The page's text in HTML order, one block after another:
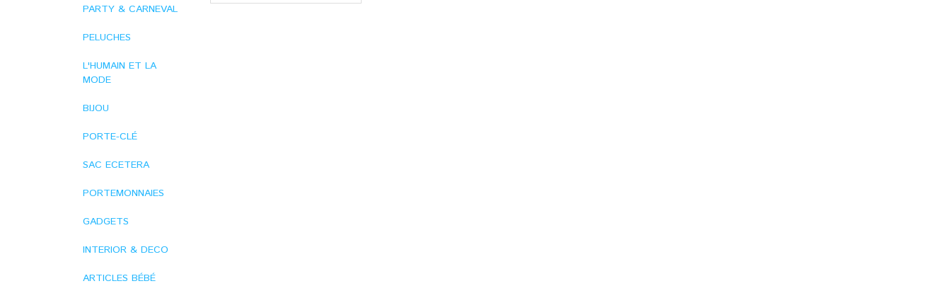
PARTY & CARNEVAL
PELUCHES
L'HUMAIN ET LA
MODE
BIJOU
PORTE-CLÉ
SAC ECETERA
PORTEMONNAIES
GADGETS
INTERIOR & DECO
ARTICLES BÉBÉ